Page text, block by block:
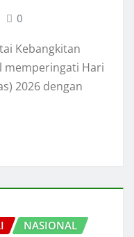
0
Kebangkitan
memperingati Hari
2026 dengan
NASIONAL